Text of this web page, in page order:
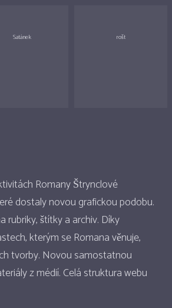
Satánek rošt
Romany Štrynclové
dostaly novou grafickou podobu.
rubriky, štítky a archiv. Díky
kterým se Romana věnuje,
tvorby. Novou samostatnou
z médií. Celá struktura webu